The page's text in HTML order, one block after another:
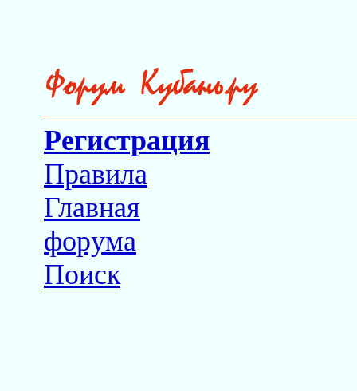
Регистрация
Правила
Главная
форума
Поиск